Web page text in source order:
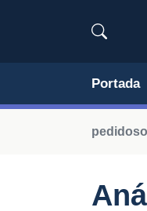
Portada